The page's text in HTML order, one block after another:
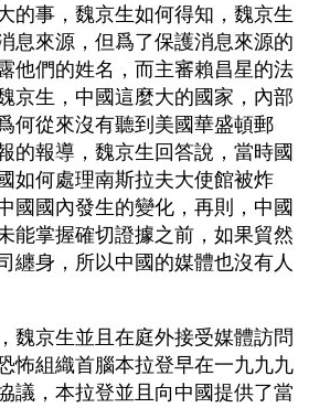
的事，魏京生如何得知，魏京生
息來源，但爲了保護消息來源的
他們的姓名，而主審賴昌星的法
京生，中國這麼大的國家，內部
何從來沒有聽到美國華盛頓郵
的報導，魏京生回答說，當時國
如何處理南斯拉夫大使館被炸
國國內發生的變化，再則，中國
能掌握確切證據之前，如果貿然
纏身，所以中國的媒體也沒有人
魏京生並且在庭外接受媒體訪問
怖組織首腦本拉登早在一九九九
議，本拉登並且向中國提供了當